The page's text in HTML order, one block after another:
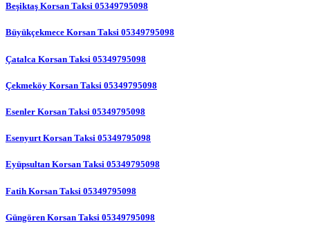
Beşiktaş Korsan Taksi 05349795098
Büyükçekmece Korsan Taksi 05349795098
Çatalca Korsan Taksi 05349795098
Çekmeköy Korsan Taksi 05349795098
Esenler Korsan Taksi 05349795098
Esenyurt Korsan Taksi 05349795098
Eyüpsultan Korsan Taksi 05349795098
Fatih Korsan Taksi 05349795098
Güngören Korsan Taksi 05349795098